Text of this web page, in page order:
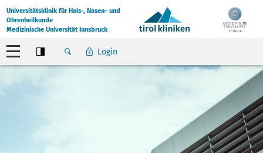
Universitätsklinik für Hals-, Nasen- und
Ohrenheilkunde
Medizinische Universität Innsbruck
Login